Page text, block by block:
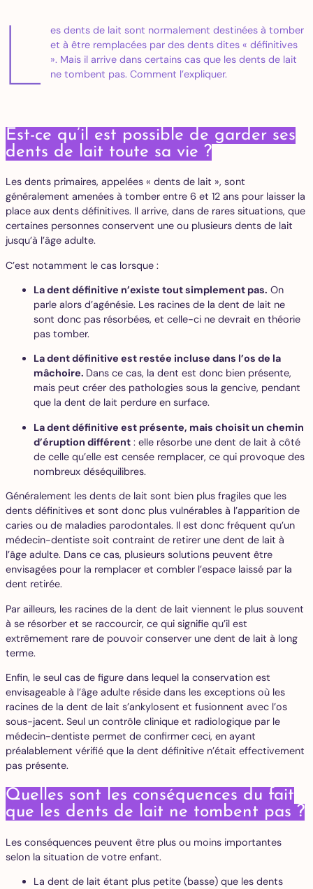
L
es dents de lait sont normalement destinées à tomber
et à être remplacées par des dents dites « définitives
». Mais il arrive dans certains cas que les dents de lait
ne tombent pas. Comment l’expliquer.
Est-ce qu’il est possible de garder ses
dents de lait toute sa vie ?
Les dents primaires, appelées « dents de lait », sont
généralement amenées à tomber entre 6 et 12 ans pour laisser la
place aux dents définitives. Il arrive, dans de rares situations, que
certaines personnes conservent une ou plusieurs dents de lait
jusqu’à l’âge adulte.
C’est notamment le cas lorsque :
La dent définitive n’existe tout simplement pas. On
parle alors d’agénésie. Les racines de la dent de lait ne
sont donc pas résorbées, et celle-ci ne devrait en théorie
pas tomber.
La dent définitive est restée incluse dans l’os de la
mâchoire. Dans ce cas, la dent est donc bien présente,
mais peut créer des pathologies sous la gencive, pendant
que la dent de lait perdure en surface.
La dent définitive est présente, mais choisit un chemin
d’éruption différent : elle résorbe une dent de lait à côté
de celle qu’elle est censée remplacer, ce qui provoque des
nombreux déséquilibres.
Généralement les dents de lait sont bien plus fragiles que les
dents définitives et sont donc plus vulnérables à l’apparition de
caries ou de maladies parodontales. Il est donc fréquent qu’un
médecin-dentiste soit contraint de retirer une dent de lait à
l’âge adulte. Dans ce cas, plusieurs solutions peuvent être
envisagées pour la remplacer et combler l’espace laissé par la
dent retirée.
Par ailleurs, les racines de la dent de lait viennent le plus souvent
à se résorber et se raccourcir, ce qui signifie qu’il est
extrêmement rare de pouvoir conserver une dent de lait à long
terme.
Enfin, le seul cas de figure dans lequel la conservation est
envisageable à l’âge adulte réside dans les exceptions où les
racines de la dent de lait s’ankylosent et fusionnent avec l’os
sous-jacent. Seul un contrôle clinique et radiologique par le
médecin-dentiste permet de confirmer ceci, en ayant
préalablement vérifié que la dent définitive n’était effectivement
pas présente.
Quelles sont les conséquences du fait
que les dents de lait ne tombent pas ?
Les conséquences peuvent être plus ou moins importantes
selon la situation de votre enfant.
La dent de lait étant plus petite (basse) que les dents